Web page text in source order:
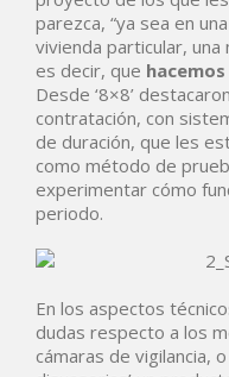
parezca, “ya sea en
vivienda particular, una
es decir, que
Desde ‘8×8’
contratación, con
de duración, que les
como método de
experimentar cómo
periodo.
En los aspectos
dudas respecto a los
cámaras de vigilancia,